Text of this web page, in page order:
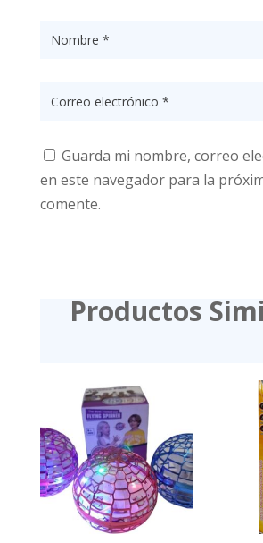
Guarda mi nombre, correo
en este navegador para la
comente.
Productos